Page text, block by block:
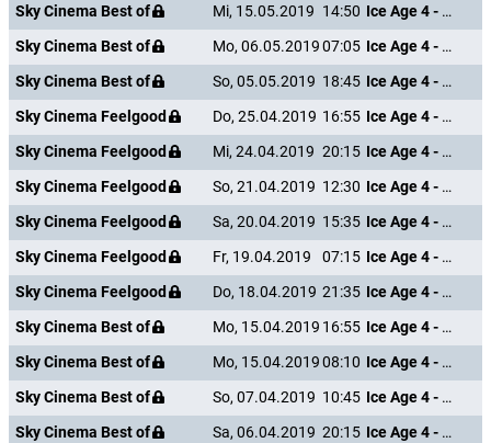
Sky Cinema Best of
Mi, 15.05.2019 14:50
Ice Age 4 - Voll verschoben
Sky Cinema Best of
Mo, 06.05.201907:05
Ice Age 4 - Voll verschoben
Sky Cinema Best of
So, 05.05.2019 18:45
Ice Age 4 - Voll verschoben
Sky Cinema Feelgood
Do, 25.04.2019 16:55
Ice Age 4 - Voll verschoben
Sky Cinema Feelgood
Mi, 24.04.2019 20:15
Ice Age 4 - Voll verschoben
Sky Cinema Feelgood
So, 21.04.2019 12:30
Ice Age 4 - Voll verschoben
Sky Cinema Feelgood
Sa, 20.04.2019 15:35
Ice Age 4 - Voll verschoben
Sky Cinema Feelgood
Fr, 19.04.2019 07:15
Ice Age 4 - Voll verschoben
Sky Cinema Feelgood
Do, 18.04.2019 21:35
Ice Age 4 - Voll verschoben
Sky Cinema Best of
Mo, 15.04.2019 16:55
Ice Age 4 - Voll verschoben
Sky Cinema Best of
Mo, 15.04.201908:10
Ice Age 4 - Voll verschoben
Sky Cinema Best of
So, 07.04.2019 10:45
Ice Age 4 - Voll verschoben
Sky Cinema Best of
Sa, 06.04.2019 20:15
Ice Age 4 - Voll verschoben